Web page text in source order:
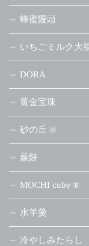
蜂蜜饅頭
いちごミルク大
DORA
黄金宝珠
砂の丘 ®
蕨餅
MOCHI cube ®
水羊羹
冷やしみたらし